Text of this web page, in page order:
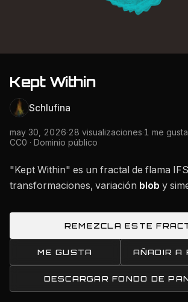
Kept Within
Schlufina
may 30, 2026·28 visualizaciones·1 me gusta
CC0 · Dominio público
"Kept Within" es un fractal de flama
transformaciones, variación blob y
REMEZCLA ESTE
ME GUSTA AÑADIR A
DESCARGAR FONDO DE